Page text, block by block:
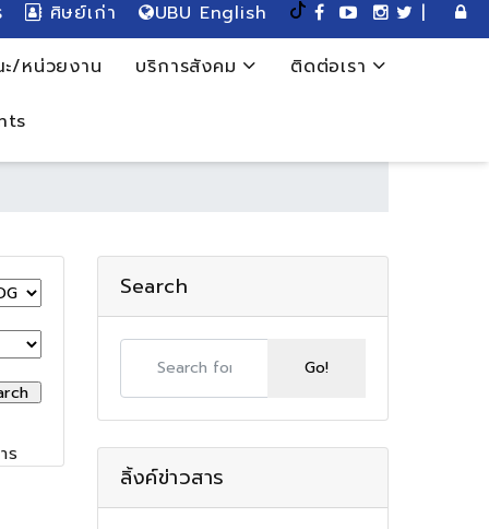
ศิษย์เก่า UBU English |
/หน่วยงาน บริการสังคม ติดต่อเรา
การ
Search
ลิ้งค์ข่าวสาร